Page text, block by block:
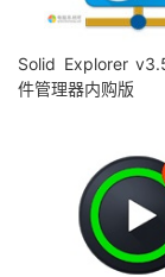
Solid Explorer
件管理器内购版